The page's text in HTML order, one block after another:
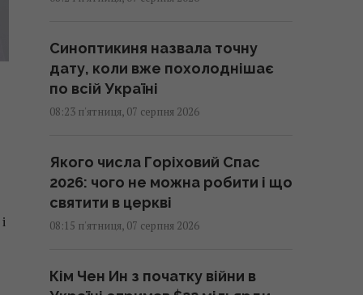
Синоптикиня назвала точну
дату, коли вже похолоднішає
по всій Україні
08:23 п'ятниця, 07 серпня 2026
Якого числа Горіховий Спас
2026: чого не можна робити і що
святити в церкві
08:15 п'ятниця, 07 серпня 2026
Кім Чен Ин з початку війни в